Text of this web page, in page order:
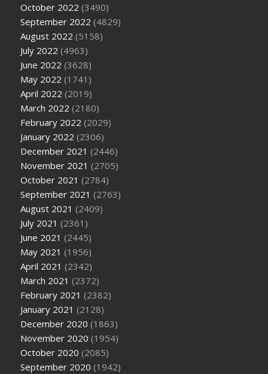
October 2022 (3490)
September 2022 (4829)
August 2022 (5158)
July 2022 (4963)
June 2022 (3628)
May 2022 (1741)
April 2022 (2019)
March 2022 (2180)
February 2022 (2029)
January 2022 (2306)
December 2021 (2446)
November 2021 (2705)
October 2021 (2784)
September 2021 (2763)
August 2021 (2409)
July 2021 (2361)
June 2021 (2445)
May 2021 (1956)
April 2021 (2342)
March 2021 (2372)
February 2021 (2382)
January 2021 (2128)
December 2020 (1863)
November 2020 (1954)
October 2020 (2085)
September 2020 (1942)